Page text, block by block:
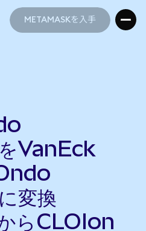
METAMASKを入手
VanEck
変換
らCLOIon